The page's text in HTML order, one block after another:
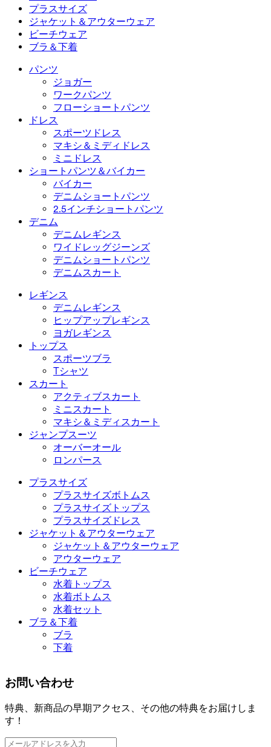
デニムスカート
ヨガレギンス
Tシャツ
アクティブスカート
ミニスカート
マキシ＆ミディスカート
ジャンプスーツ
オーバーオール
ロンパース
プラスサイズ
プラスサイズ
プラスサイズボトムス
プラスサイズトップス
プラスサイズドレス
ジャケット＆アウターウェア
ジャケット＆アウターウェア
ジャケット＆アウターウェア
アウターウェア
ビーチウェア
ビーチウェア
水着トップス
水着ボトムス
水着セット
ブラ＆下着
ブラ＆下着
ブラ
下着
パンツ
ジョガー
ワークパンツ
フローショートパンツ
ドレス
スポーツドレス
マキシ＆ミディドレス
ミニドレス
ショートパンツ＆バイカー
バイカー
デニムショートパンツ
2.5インチショートパンツ
デニム
デニムレギンス
ワイドレッグジーンズ
デニムショートパンツ
デニムスカート
レギンス
デニムレギンス
ヒップアップレギンス
ヨガレギンス
トップス
スポーツブラ
Tシャツ
スカート
アクティブスカート
ミニスカート
マキシ＆ミディスカート
ジャンプスーツ
オーバーオール
ロンパース
プラスサイズ
プラスサイズボトムス
プラスサイズトップス
プラスサイズドレス
ジャケット＆アウターウェア
ジャケット＆アウターウェア
アウターウェア
ビーチウェア
水着トップス
水着ボトムス
水着セット
ブラ＆下着
ブラ
下着
お問い合わせ
特典、新商品の早期アクセス、その他の特典をお届けしま
す！